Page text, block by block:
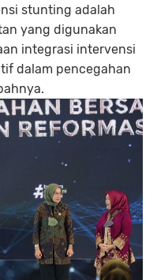
stunting adalah
yang digunakan
integrasi intervensi
dalam pencegahan